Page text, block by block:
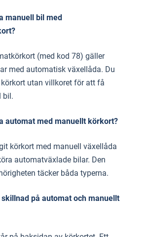
manuell bil med
(med kod 78) gäller
med automatisk växellåda. Du
utan villkoret för att få
bil.
automat med manuellt körkort?
körkort med manuell växellåda
automatväxlade bilar. Den
täcker båda typerna.
på automat och manuellt